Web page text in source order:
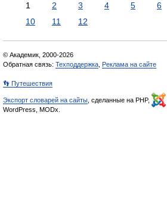
1 2 3 4 5 6
10
11 12
© Академик, 2000-2026
Обратная связь: Техподдержка Реклама на сайте
👣 Путешествия
Экспорт словарей на сайты , сделанные на PHP,
WordPress, MODx.